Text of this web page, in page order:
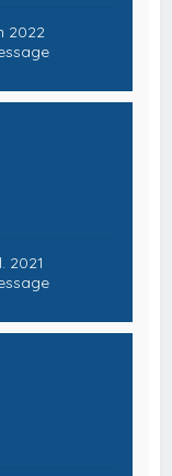
2022
2021